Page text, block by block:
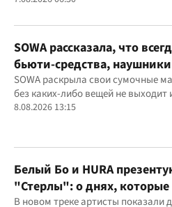
SOWA рассказала, что
бьюти-средства,
SOWA раскрыла свои сумочные
без каких-либо вещей не выходит
8.08.2026 13:15
Белый Бо и HURA
"Стерлы": о днях,
пока кто-то не нажал
В новом треке артисты показали